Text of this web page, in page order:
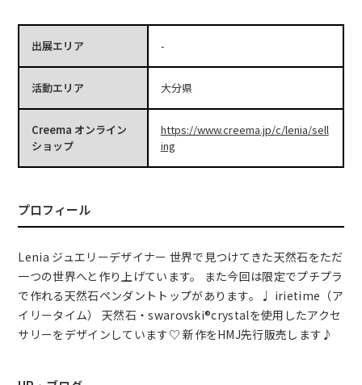
出展エリア -
活動エリア 大分県
Creema オンライン
ショップ
https://www.creema.jp/c/lenia/sell
ing
プロフィール
Lenia ジュエリーデザイナー 世界で見つけてきた天然石をただ
一つの世界へと作り上げています。 また今回は限定でプチプラ
で作れる天然石ペンダントトップがあります。♩ irietime（ア
イリータイム） 天然石・swarovski®︎crystalを使用したアクセ
サリーをデザインしています♡ 新作をHMJ先行販売します♪